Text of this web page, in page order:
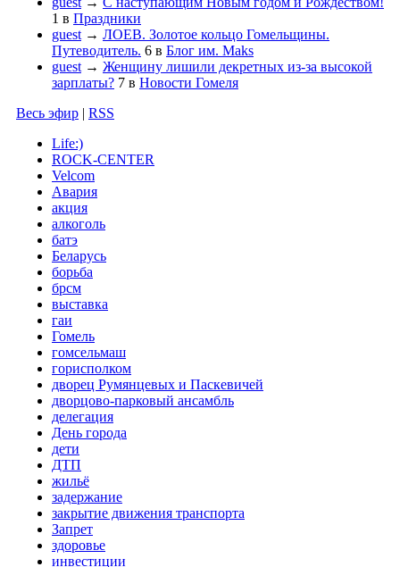
1 в Праздники
guest → ЛОЕВ. Золотое кольцо Гомельщины.
Путеводитель. 6 в Блог им. Maks
guest → Женщину лишили декретных из-за высокой
зарплаты? 7 в Новости Гомеля
Весь эфир | RSS
Life:)
ROCK-CENTER
Velcom
Авария
акция
алкоголь
батэ
Беларусь
борьба
брсм
выставка
гаи
Гомель
гомсельмаш
горисполком
дворец Румянцевых и Паскевичей
дворцово-парковый ансамбль
делегация
День города
дети
ДТП
жильё
задержание
закрытие движения транспорта
Запрет
здоровье
инвестиции